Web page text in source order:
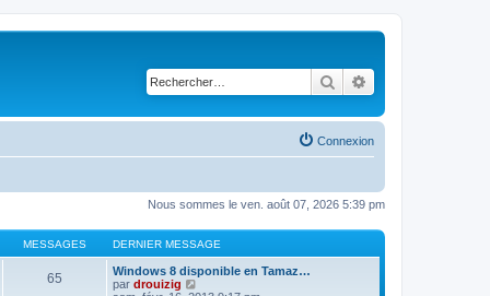
Rechercher
Connexion
Nous sommes le ven. août 07, 2026 5:39 pm
MESSAGES DERNIER MESSAGE
65
Windows 8 disponible en Tamaz…
par drouizig